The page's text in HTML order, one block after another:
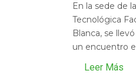
En la sede de
Tecnológica
Blanca, se
un encuentro
Leer Más